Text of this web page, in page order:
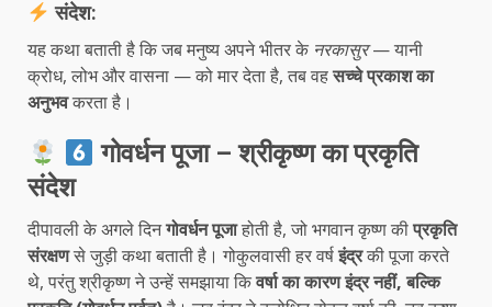
संदेश:
यह कथा बताती है कि जब मनुष्य अपने भीतर के नरकासुर— यानी
क्रोध, लोभ और वासना — को मार देता है, तब वहसच्चे प्रकाश का
अनुभवकरता है।
गोवर्धन पूजा – श्रीकृष्ण का प्रकृति
संदेश
दीपावली के अगले दिनगोवर्धन पूजाहोती है, जो भगवान कृष्ण कीप्रकृति
संरक्षणसे जुड़ी कथा बताती है। गोकुलवासी हर वर्षइंद्रकी पूजा करते
थे, परंतु श्रीकृष्ण ने उन्हें समझाया किवर्षा का कारण इंद्र नहीं, बल्कि